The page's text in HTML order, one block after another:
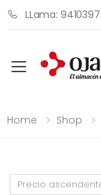
LLama:
Toggle
Home Shop